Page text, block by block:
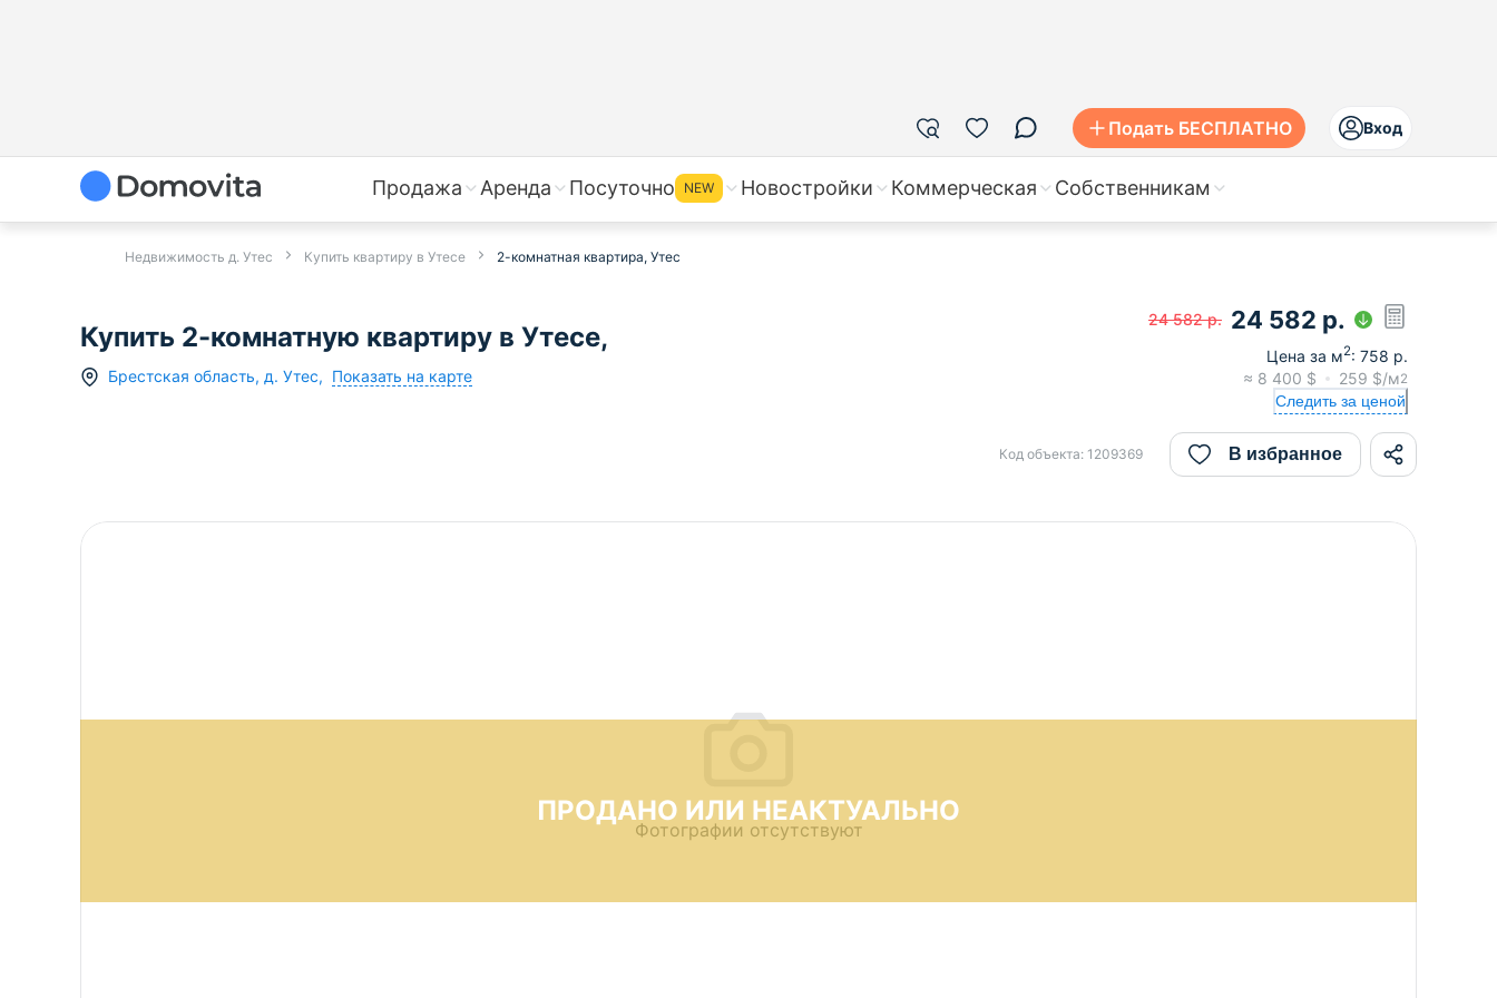
Подать БЕСПЛАТНО Вход
Продажа Аренда Посуточно NEW Новостройки Коммерческая Собственникам
Недвижимость д. Утес Купить квартиру в Утесе 2-комнатная квартира, Утес
Купить 2-комнатную квартиру в Утесе,
Брестская область, д. Утес, Показать на карте
24 582 р. 24 582 р.
Цена за м2: 758 р.
≈ 8 400 $ 259 $/м2
Следить за ценой
Код объекта: 1209369 В избранное
ПРОДАНО ИЛИ НЕАКТУАЛЬНО
Фотографии отсутствуют